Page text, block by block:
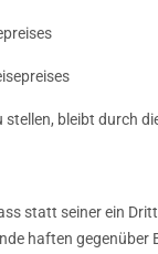
bleibt durch
statt seiner ein
haften